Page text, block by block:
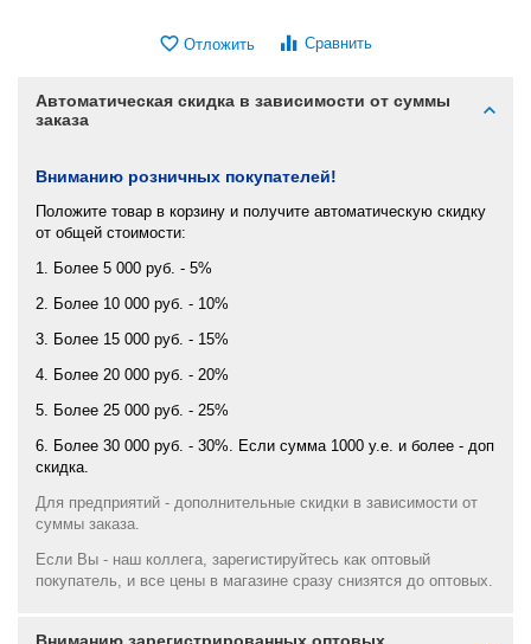
Отложить Сравнить
Автоматическая скидка в зависимости от суммы
заказа
Вниманию розничных покупателей!
Положите товар в корзину и получите автоматическую скидку
от общей стоимости:
1. Более 5 000 руб. - 5%
2. Более 10 000 руб. - 10%
3. Более 15 000 руб. - 15%
4. Более 20 000 руб. - 20%
5. Более 25 000 руб. - 25%
6. Более 30 000 руб. - 30%. Если сумма 1000 у.е. и более - доп
скидка.
Для предприятий - дополнительные скидки в зависимости от
суммы заказа.
Если Вы - наш коллега, зарегистируйтесь как оптовый
покупатель, и все цены в магазине сразу снизятся до оптовых.